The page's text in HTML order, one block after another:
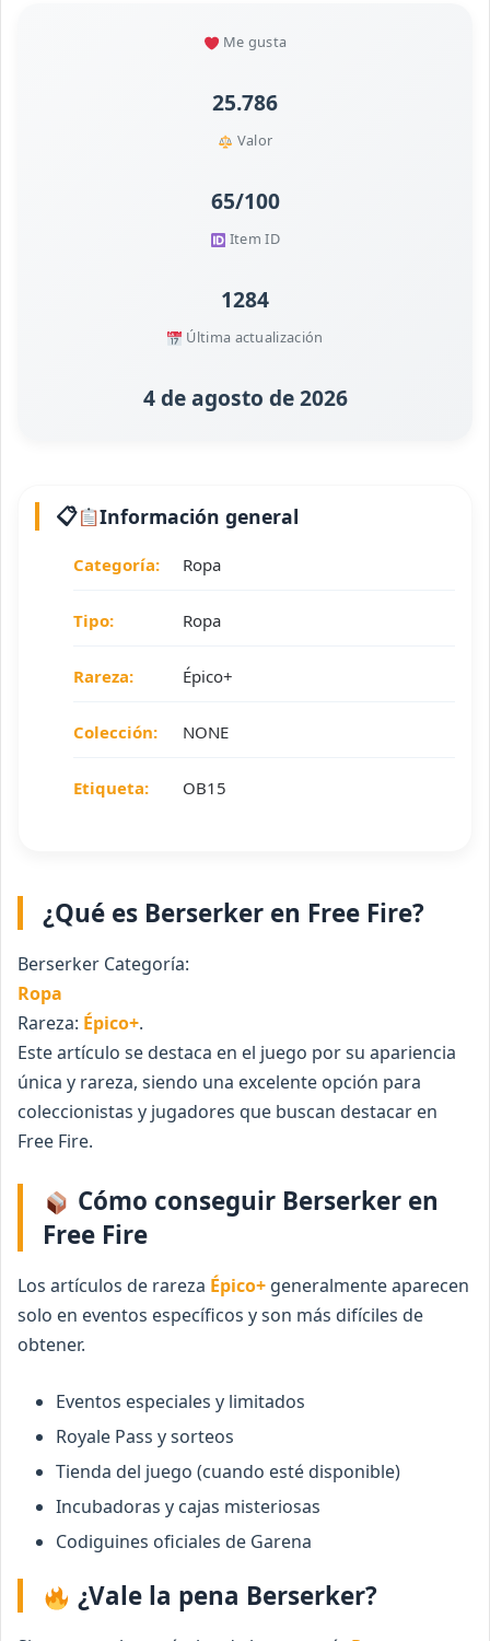
Me gusta
25.786
Valor
65/100
Item ID
1284
Última actualización
4 de agosto de 2026
Información general
Categoría: Ropa
Tipo: Ropa
Rareza: Épico+
Colección: NONE
Etiqueta: OB15
¿Qué es Berserker en Free Fire?
Berserker Categoría:
Ropa
Rareza: Épico+.
Este artículo se destaca en el juego por su apariencia
única y rareza, siendo una excelente opción para
coleccionistas y jugadores que buscan destacar en
Free Fire.
Cómo conseguir Berserker en
Free Fire
Los artículos de rareza Épico+ generalmente aparecen
solo en eventos específicos y son más difíciles de
obtener.
Eventos especiales y limitados
Royale Pass y sorteos
Tienda del juego (cuando esté disponible)
Incubadoras y cajas misteriosas
Codiguines oficiales de Garena
¿Vale la pena Berserker?